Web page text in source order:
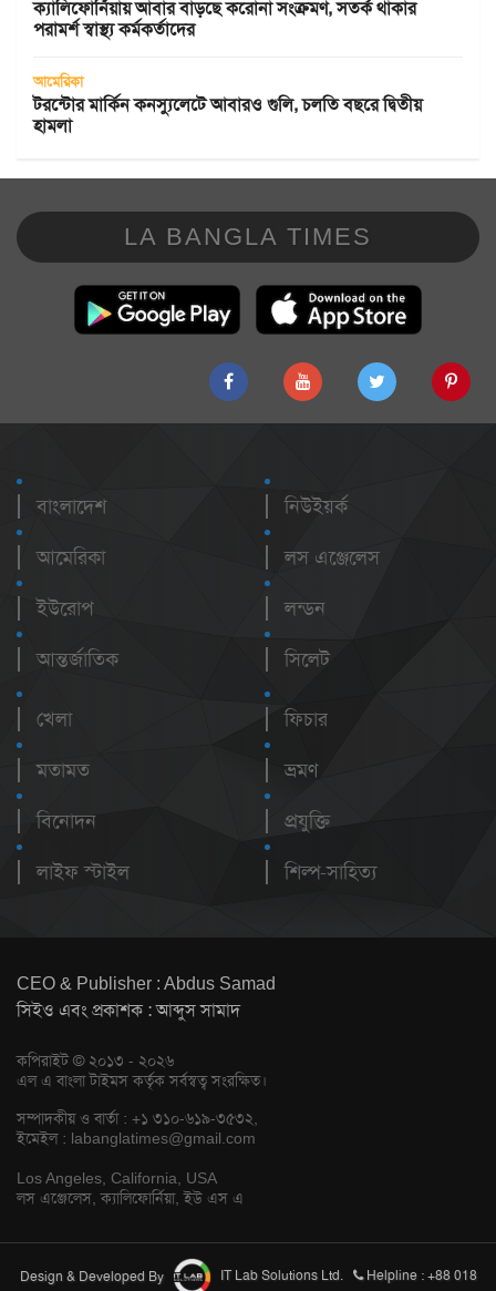
ক্যালিফোর্নিয়ায় আবার বাড়ছে করোনা সংক্রমণ, সতর্ক থাকার
পরামর্শ স্বাস্থ্য কর্মকর্তাদের
আমেরিকা
টরন্টোর মার্কিন কনস্যুলেটে আবারও গুলি, চলতি বছরে দ্বিতীয়
হামলা
LA BANGLA TIMES
বাংলাদেশ
আমেরিকা
ইউরোপ
আন্তর্জাতিক
নিউইয়র্ক
লস এঞ্জেলেস
লন্ডন
সিলেট
খেলা
মতামত
বিনোদন
লাইফ স্টাইল
ফিচার
ভ্রমণ
প্রযুক্তি
শিল্প-সাহিত্য
CEO & Publisher : Abdus Samad
সিইও এবং প্রকাশক : আব্দুস সামাদ
কপিরাইট © ২০১৩ - ২০২৬
এল এ বাংলা টাইমস কর্তৃক সর্বস্বত্ব সংরক্ষিত।
সম্পাদকীয় ও বার্তা : +১ ৩১০-৬১৯-৩৫৩২,
ইমেইল : labanglatimes@gmail.com
Los Angeles, California, USA
লস এঞ্জেলেস, ক্যালিফোর্নিয়া, ইউ এস এ
Design & Developed By IT Lab Solutions Ltd. Helpline : +88 018